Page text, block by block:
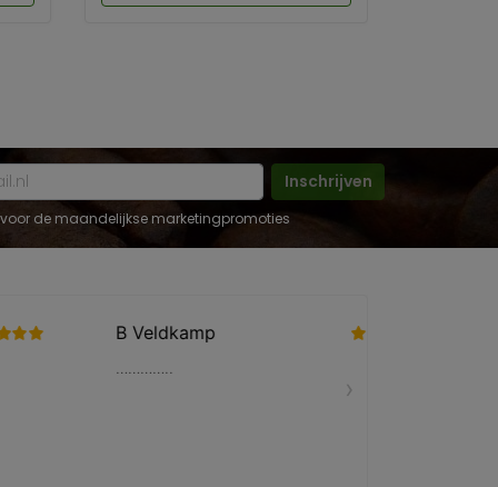
Inschrijven
de maandelijkse marketingpromoties